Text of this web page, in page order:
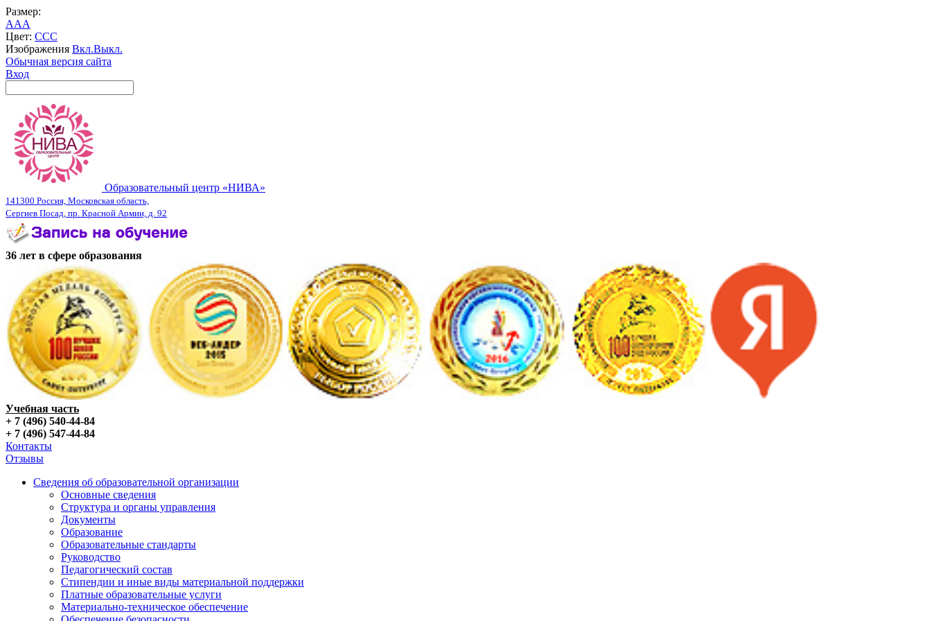
Размер:
AAA
Цвет: CCC
Изображения Вкл.Выкл.
Обычная версия сайта
Вход
Образовательный центр «НИВА»
141300 Россия, Московская область,
Сергиев Посад, пр. Красной Армии, д. 92
36 лет в сфере образования
Учебная часть
+ 7 (496) 540-44-84
+ 7 (496) 547-44-84
Контакты
Отзывы
Сведения об образовательной организации
Основные сведения
Структура и органы управления
Документы
Образование
Образовательные стандарты
Руководство
Педагогический состав
Стипендии и иные виды материальной поддержки
Платные образовательные услуги
Материально-техническое обеспечение